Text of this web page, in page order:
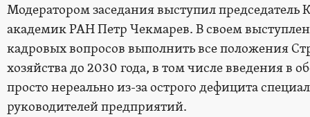
Модератором заседания выступил
академик РАН Петр Чекмарев. В своем
кадровых вопросов выполнить все положения
хозяйства до 2030 года, в том числе введения в
просто нереально из-за острого дефицита
руководителей предприятий.